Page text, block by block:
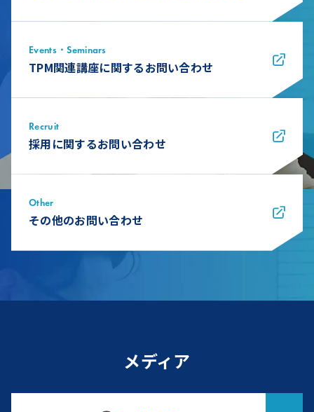
Events・Seminars
TPM関連講座に関するお問い合わせ
Recruit
採用に関するお問い合わせ
Other
その他のお問い合わせ
メディア